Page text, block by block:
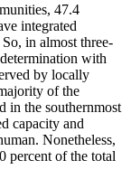
47.4
integrated
in almost three-
with
by locally
of the
in the southernmost
capacity and
Nonetheless,
percent of the total